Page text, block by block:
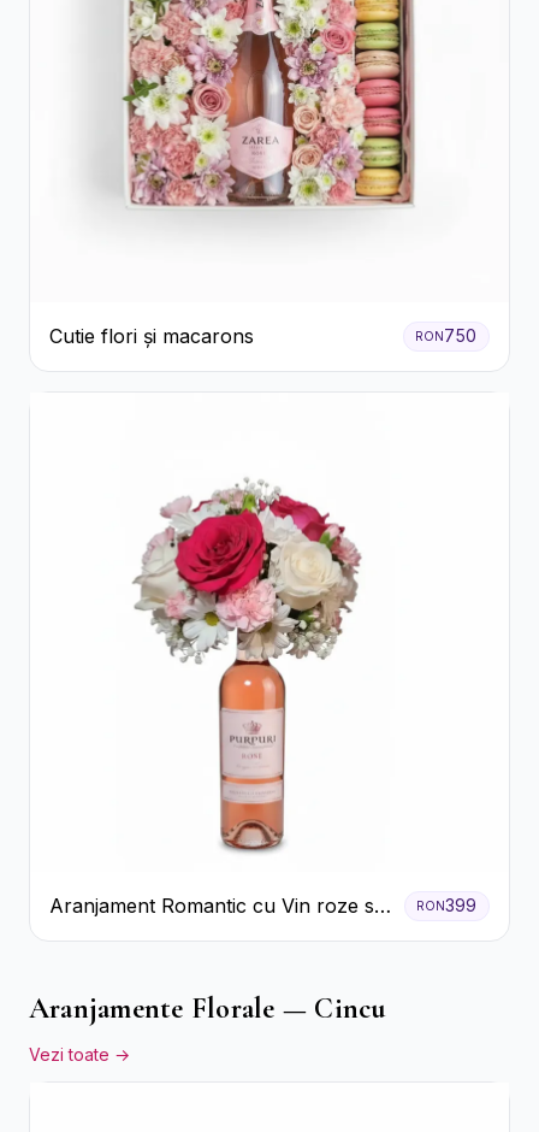
Cutie flori și macarons RON750
Aranjament Romantic cu Vin roze si
Flori pastel
RON399
Aranjamente Florale — Cincu
Vezi toate →